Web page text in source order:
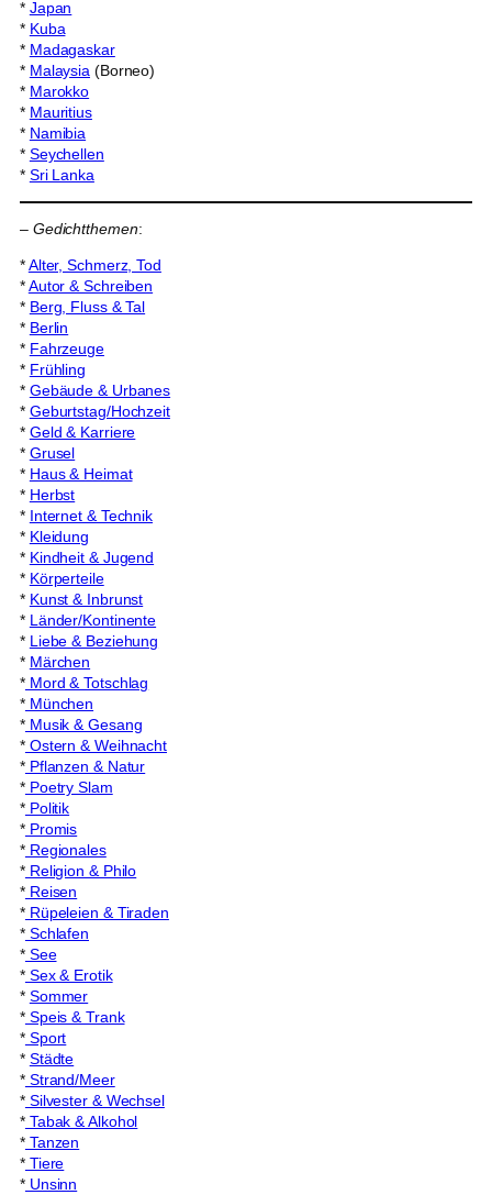
* Japan
* Kuba
* Madagaskar
* Malaysia (Borneo)
* Marokko
* Mauritius
* Namibia
* Seychellen
* Sri Lanka
– Gedichtthemen:
*Alter, Schmerz, Tod
*Autor & Schreiben
* Berg, Fluss & Tal
* Berlin
* Fahrzeuge
* Frühling
* Gebäude & Urbanes
* Geburtstag/Hochzeit
* Geld & Karriere
* Grusel
* Haus & Heimat
* Herbst
* Internet & Technik
* Kleidung
* Kindheit & Jugend
* Körperteile
* Kunst & Inbrunst
* Länder/Kontinente
* Liebe & Beziehung
* Märchen
*Mord & Totschlag
*München
*Musik & Gesang
*Ostern & Weihnacht
*Pflanzen & Natur
*Poetry Slam
*Politik
*Promis
*Regionales
*Religion & Philo
*Reisen
*Rüpeleien & Tiraden
*Schlafen
*See
*Sex & Erotik
* Sommer
*Speis & Trank
*Sport
* Städte
*Strand/Meer
*Silvester & Wechsel
*Tabak & Alkohol
*Tanzen
*Tiere
*Unsinn